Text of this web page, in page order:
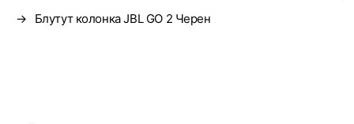
→ Блутут колонка JBL GO 2 Черен